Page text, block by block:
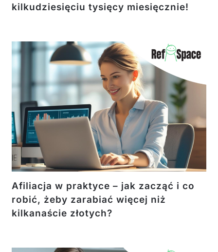
kilkudziesięciu tysięcy miesięcznie!
Afiliacja w praktyce – jak zacząć i co
robić, żeby zarabiać więcej niż
kilkanaście złotych?